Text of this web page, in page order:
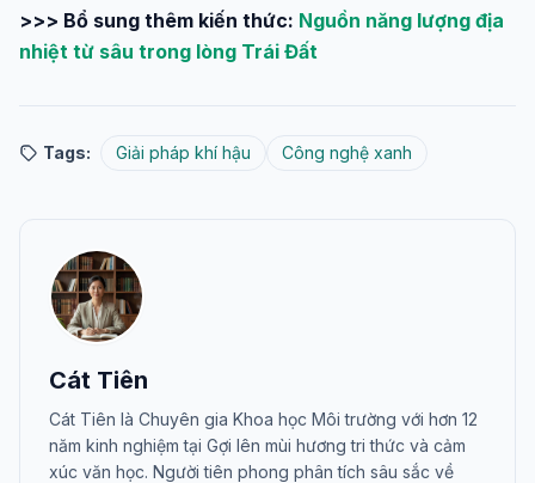
>>> Bổ sung thêm kiến thức: Nguồn năng lượng địa
nhiệt từ sâu trong lòng Trái Đất
Tags: Giải pháp khí hậu Công nghệ xanh
Cát Tiên
Cát Tiên là Chuyên gia Khoa học Môi trường với hơn 12
năm kinh nghiệm tại Gợi lên mùi hương tri thức và cảm
xúc văn học. Người tiên phong phân tích sâu sắc về